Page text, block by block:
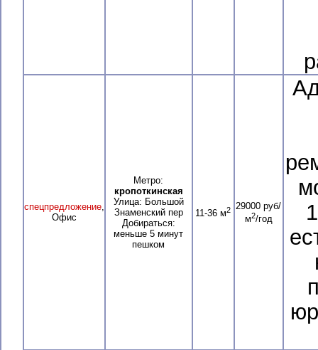
спецпредложение,
Офис
Метро:
кропоткинская
Улица: Большой
Знаменский пер
Добираться:
меньше 5 минут
пешком
11-36 м2 29000 руб/
м2/год